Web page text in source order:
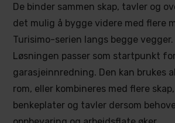
De binder sammen skap, tavler og
det mulig å bygge videre med flere
Turisimo-serien langs begge vegger.
Løsningen passer som startpunkt
garasjeinnredning. Den kan brukes
rom, eller kombineres med flere
benkeplater og tavler dersom